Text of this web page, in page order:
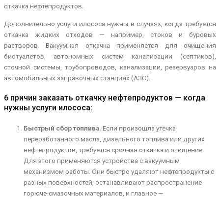
откачка нефтепродуктов.
Дополнительно услуги илососа нужны в случаях, когда требуется
откачка жидких отходов — например, стоков и буровых
растворов. Вакуумная откачка применяется для очищения
биотуалетов, автономных систем канализации (септиков),
сточной системы, трубопроводов, канализации, резервуаров на
автомобильных заправочных станциях (АЗС).
6 причин заказать откачку нефтепродуктов — когда
нужны услуги илососа:
Быстрый сбор топлива . Если произошла утечка
переработанного масла, дизельного топлива или других
нефтепродуктов, требуется срочная откачка и очищение.
Для этого применяются устройства с вакуумным
механизмом работы. Они быстро удаляют нефтепродукты с
разных поверхностей, останавливают распространение
горюче-смазочных материалов, и главное —